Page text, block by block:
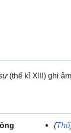
(thế kỉ XIII) ghi
(Thổ